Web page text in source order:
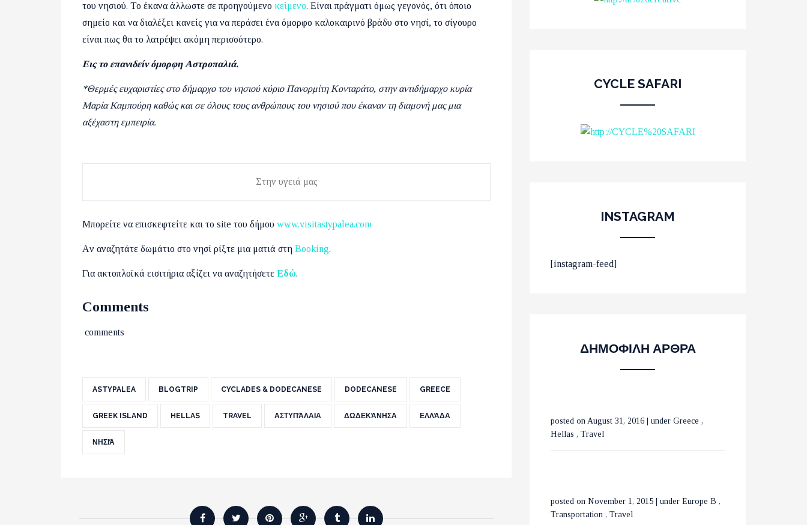
του νησιού. Το έκανα άλλωστε σε προηγούμενο κείμενο. Είναι πράγματι όμως γεγονός, ότι όποιο
σημείο και να διαλέξει κανείς για να περάσει ένα όμορφο καλοκαιρινό βράδυ στο νησί, το σίγουρο
είναι πως θα το λατρέψει ακόμη περισσότερο.
Εις το επανιδείν όμορφη Αστροπαλιά.
*Θερμές ευχαριστίες στο δήμαρχο του νησιού κύριο Πανορμίτη Κονταράτο, στην αντιδήμαρχο κυρία
Μαρία Καμπούρη καθώς και σε όλους τους ανθρώπους του νησιού που έκαναν τη διαμονή μας μια
αξέχαστη εμπειρία.
Στην υγειά μας
Μπορείτε να επισκεφτείτε και το site του δήμου www.visitastypalea.com
Aν αναζητάτε δωμάτιο στο νησί ρίξτε μια ματιά στη Booking.
Για ακτοπλοϊκά εισιτήρια αξίζει να αναζητήσετε Εδώ.
Comments
comments
ASTYPALEA BLOGTRIP CYCLADES & DODECANESE DODECANESE GREECE
GREEK ISLAND HELLAS TRAVEL ΑΣΤΥΠΆΛΑΙΑ ΔΩΔΕΚΆΝΗΣΑ ΕΛΛΆΔΑ
ΝΗΣΙΆ
CYCLE SAFARI
INSTAGRAM
[instagram-feed]
ΔΗΜΟΦΙΛΗ ΑΡΘΡΑ
ΟΙ 10 ΟΜΟΡΦΟΤΕΡΕΣ
posted on August 31, 2016 under Greece ,
Hellas , Travel
ΜΕ ΤΡΕΝΑ ΣΕ ΒΕΛΓΙΟ
posted on November 1, 2015 under Europe B ,
Transportation , Travel
ΟΙ ΚΑΤΑΡΡΑΚΤΕΣ ΤΗΣ
ΕΞΕΡΕΥΝΩΝΤΑΣ ΤΟ